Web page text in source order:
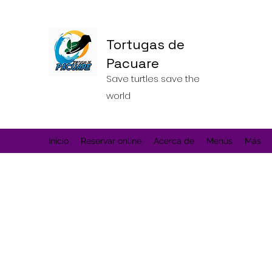
Tortugas de
Pacuare
Save turtles save the
world
Inicio Reservar online Acerca de Menús Más